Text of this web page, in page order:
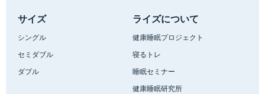
サイズ
シングル
セミダブル
ダブル
ライズについて
健康睡眠プロジェクト
寝るトレ
睡眠セミナー
健康睡眠研究所